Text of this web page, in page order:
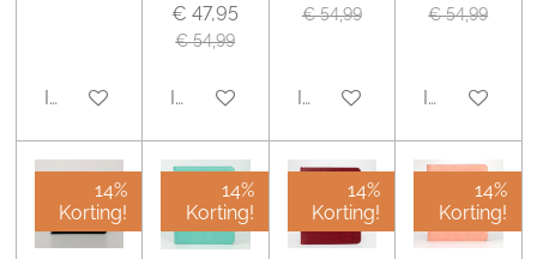
In winkelwagen
€ 47,95
€ 54,99
In winkelwagen
€ 54,99
In winkelwagen
€ 54,99
In
14%
Korting!
14%
Korting!
14%
Korting!
14%
Korting!